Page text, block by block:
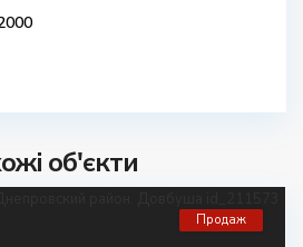
об'єкти
Продаж